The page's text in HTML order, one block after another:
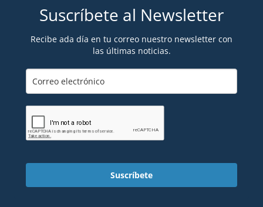
Suscríbete al Newsletter
Recibe ada día en tu correo nuestro newsletter con
las últimas noticias.
Suscríbete